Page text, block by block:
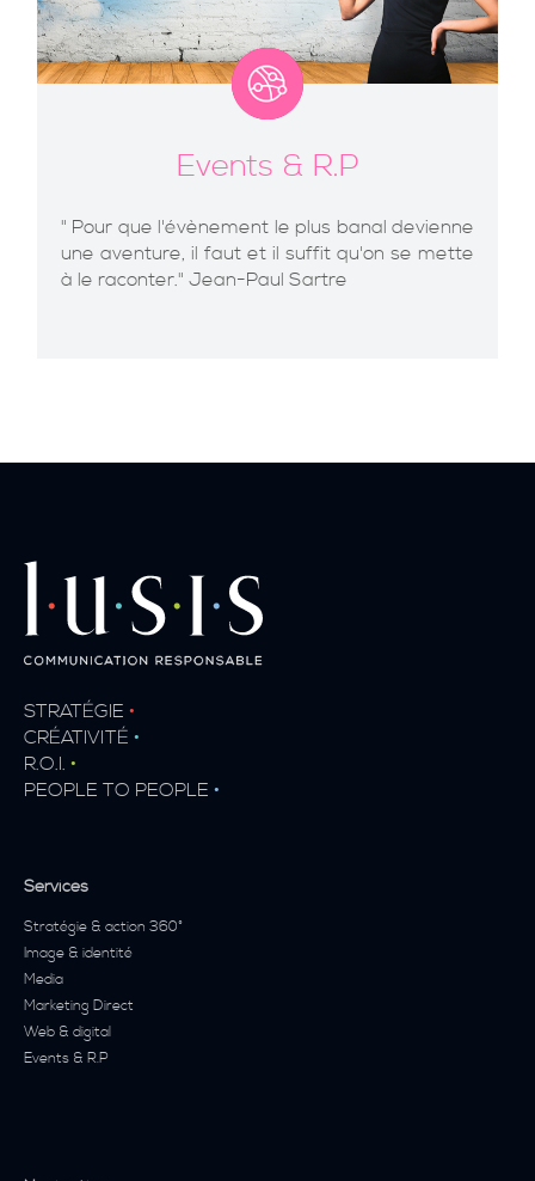
Events & R.P
" Pour que l'évènement le plus banal devienne
une aventure, il faut et il suffit qu'on se mette
à le raconter." Jean-Paul Sartre
STRATÉGIE •
CRÉATIVITÉ •
R.O.I. •
PEOPLE TO PEOPLE •
Services
Stratégie & action 360°
Image & identité
Media
Marketing Direct
Web & digital
Events & R.P